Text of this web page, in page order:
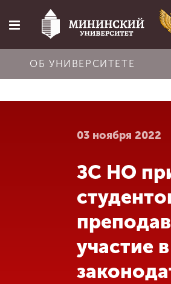
Главная
Об университете
Абитуриенту
Обучение
ОБ УНИВЕРСИТЕТЕ
03 ноября 2022
ЗС НО
участие